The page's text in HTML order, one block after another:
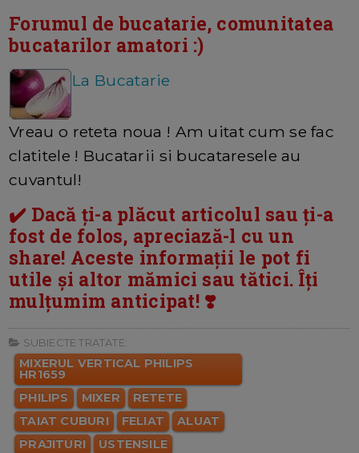
Forumul de bucatarie, comunitatea
bucatarilor amatori :)
La Bucatarie
Vreau o reteta noua ! Am uitat cum se fac
clatitele ! Bucatarii si bucataresele au
cuvantul!
✔️ Dacă ți-a plăcut articolul sau ți-a
fost de folos, apreciază-l cu un
share! Aceste informații le pot fi
utile și altor mămici sau tătici. Îți
mulțumim anticipat! ❣️
SUBIECTE TRATATE:
MIXERUL VERTICAL PHILIPS
HR1659
PHILIPS
MIXER
RETETE
TAIAT CUBURI
FELIAT
ALUAT
PRAJITURI
USTENSILE